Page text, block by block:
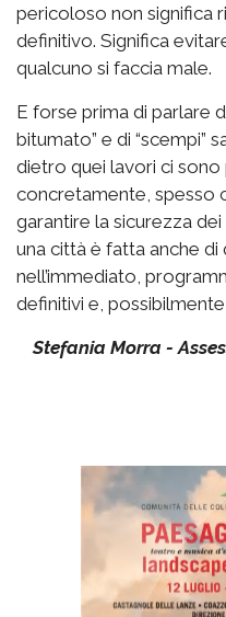
pericoloso non significa
definitivo. Significa
qualcuno si faccia male.
E forse prima di parlare
bitumato” e di “scempi”
dietro quei lavori ci
concretamente, spesso
garantire la sicurezza
una città è fatta anche
nell’immediato,
definitivi e,
Stefania Morra -